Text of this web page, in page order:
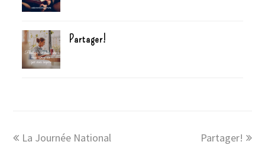
Partager!
La Journée National
Partager!